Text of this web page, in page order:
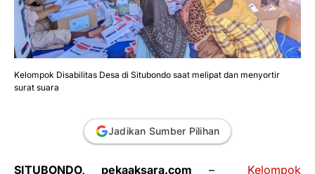
Kelompok Disabilitas Desa di Situbondo saat melipat dan menyortir
surat suara
Jadikan Sumber Pilihan
SITUBONDO, pekaaksara.com – Kelompok